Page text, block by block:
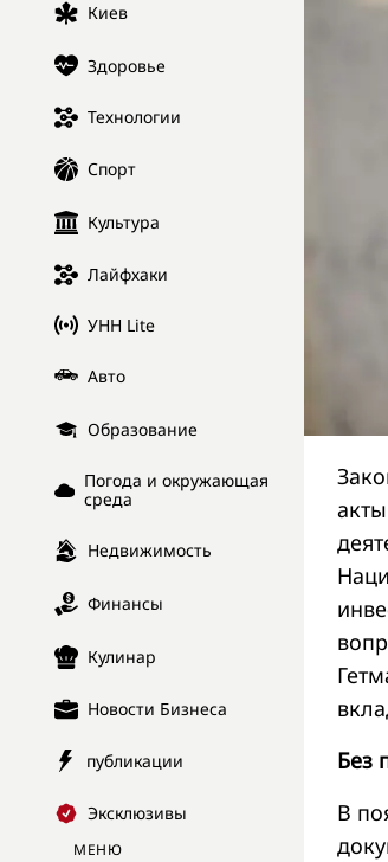
Киев
Здоровье
Технологии
Спорт
Культура
Лайфхаки
УНН Lite
Авто
Образование
Погода и окружающая
среда
Недвижимость
Финансы
Кулинар
Новости Бизнеса
публикации
Эксклюзивы
МЕНЮ
Без
В